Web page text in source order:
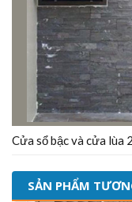
Cửa sổ bậc và cửa lùa
SẢN PHẨM